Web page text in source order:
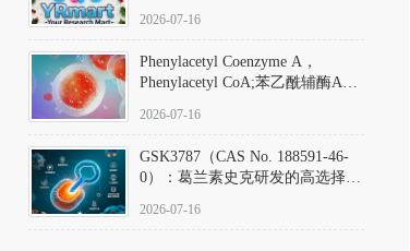
激酶抑制剂的深度剖析
2026-07-16
Phenylacetyl Coenzyme A，
Phenylacetyl CoA;苯乙酰辅酶A
2026-07-16
GSK3787（CAS No. 188591-46-
0）：葛兰素史克研发的高选择
抗剂，被广泛视为研究PPARδ核
2026-07-16